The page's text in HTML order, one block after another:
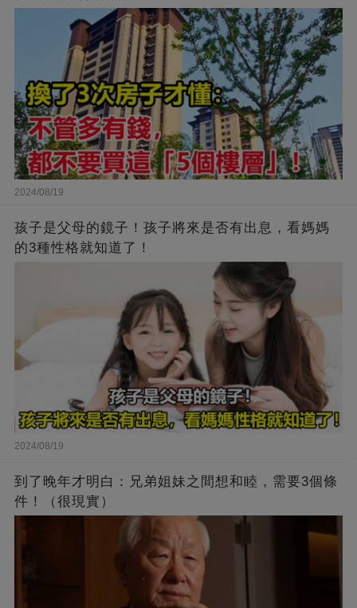
2024/08/19
孩子是父母的鏡子！孩子將來是否有出息，看媽媽
的3種性格就知道了！
2024/08/19
到了晚年才明白：兄弟姐妹之間想和睦，需要3個條
件！（很現實）